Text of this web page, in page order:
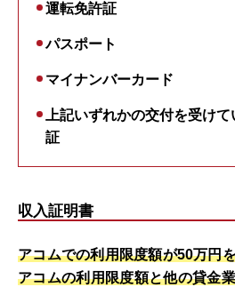
運転免許証
パスポート
マイナンバーカード
上記いずれかの交付を受け
証
収入証明書
アコムでの利用限度額が50万円
アコムの利用限度額と他の貸金